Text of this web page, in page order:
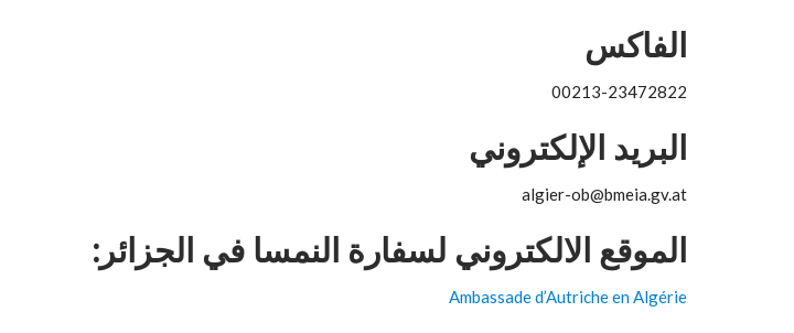
الفاكس
00213-23472822
البريد الإلكتروني
algier-ob@bmeia.gv.at
الموقع الالكتروني لسفارة النمسا في الجزائر:
Ambassade d’Autriche en Algérie